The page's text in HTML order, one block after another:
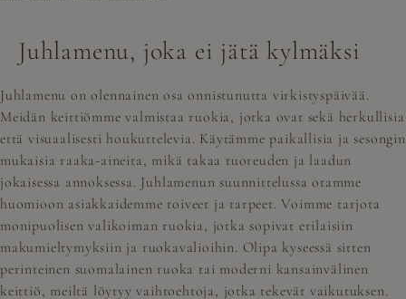
Juhlamenu, joka ei jätä kylmäksi
Juhlamenu on olennainen osa onnistunutta virkistyspäivää.
Meidän keittiömme valmistaa ruokia, jotka ovat sekä herkullisia
että visuaalisesti houkuttelevia. Käytämme paikallisia ja sesongin
mukaisia raaka-aineita, mikä takaa tuoreuden ja laadun
jokaisessa annoksessa. Juhlamenun suunnittelussa otamme
huomioon asiakkaidemme toiveet ja tarpeet. Voimme tarjota
monipuolisen valikoiman ruokia, jotka sopivat erilaisiin
makumieltymyksiin ja ruokavalioihin. Olipa kyseessä sitten
perinteinen suomalainen ruoka tai moderni kansainvälinen
keittiö, meiltä löytyy vaihtoehtoja, jotka tekevät vaikutuksen.